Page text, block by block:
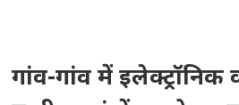
गांव-गांव में